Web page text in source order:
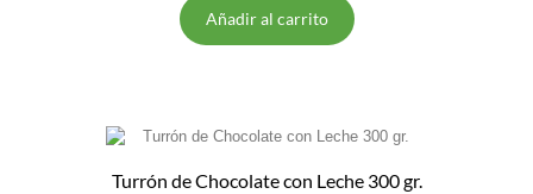
Añadir al carrito
Turrón de Chocolate con Leche 300 gr.